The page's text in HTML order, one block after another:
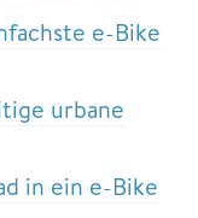
e-Bike
urbane
in ein e-Bike